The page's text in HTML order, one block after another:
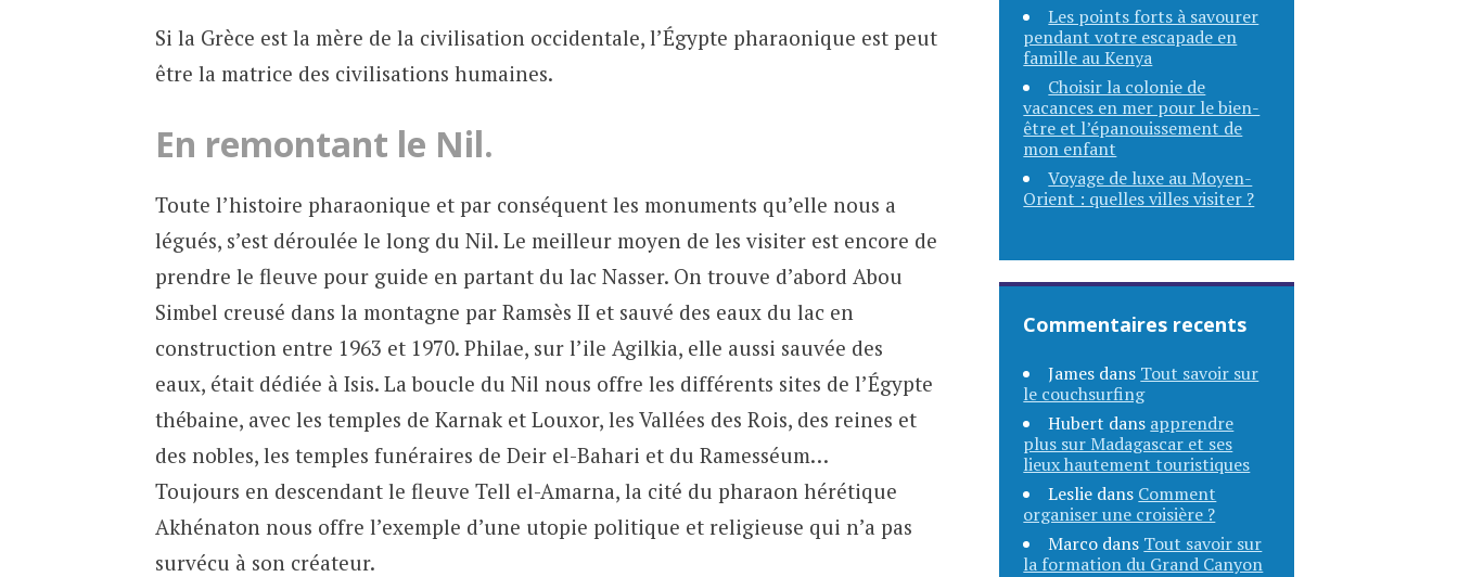
Si la Grèce est la mère de la civilisation occidentale, l’Égypte pharaonique est peut
être la matrice des civilisations humaines.
En remontant le Nil.
Toute l’histoire pharaonique et par conséquent les monuments qu’elle nous a
légués, s’est déroulée le long du Nil. Le meilleur moyen de les visiter est encore de
prendre le fleuve pour guide en partant du lac Nasser. On trouve d’abord Abou
Simbel creusé dans la montagne par Ramsès II et sauvé des eaux du lac en
construction entre 1963 et 1970. Philae, sur l’ile Agilkia, elle aussi sauvée des
eaux, était dédiée à Isis. La boucle du Nil nous offre les différents sites de l’Égypte
thébaine, avec les temples de Karnak et Louxor, les Vallées des Rois, des reines et
des nobles, les temples funéraires de Deir el-Bahari et du Ramesséum…
Toujours en descendant le fleuve Tell el-Amarna, la cité du pharaon hérétique
Akhénaton nous offre l’exemple d’une utopie politique et religieuse qui n’a pas
survécu à son créateur.
Les points forts à savourer
pendant votre escapade en
famille au Kenya
Choisir la colonie de
vacances en mer pour le bien-
être et l’épanouissement de
mon enfant
Voyage de luxe au Moyen-
Orient : quelles villes visiter ?
Commentaires recents
James dans Tout savoir sur
le couchsurfing
Hubert dans apprendre
plus sur Madagascar et ses
lieux hautement touristiques
Leslie dans Comment
organiser une croisière ?
Marco dans Tout savoir sur
la formation du Grand Canyon